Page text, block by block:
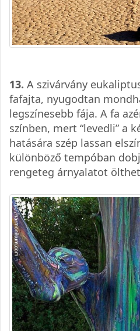
13. A szivárvány
fafajta, nyugodtan
legszínesebb fája. A fa
színben, mert “levedli” a
hatására szép lassan
különböző tempóban
rengeteg árnyalatot